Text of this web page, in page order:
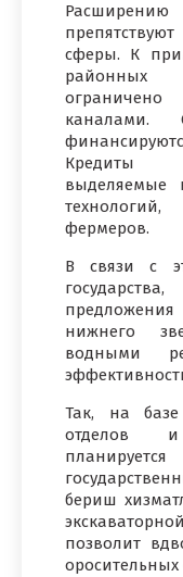
сферы. К
районных
каналами.
Кредиты
выделяемые
фермеров.
В связи с
нижнего
водными
Так, на
отделов
бериш
позволит
оросительных